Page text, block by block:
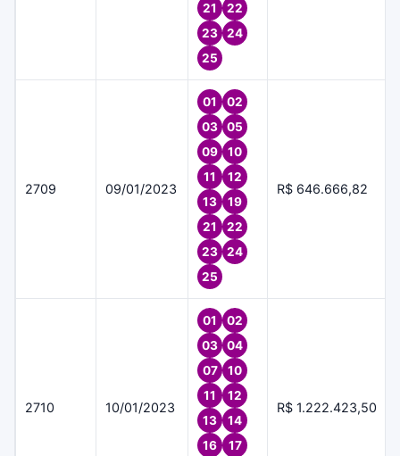
21
22
23
24
25
2709 09/01/2023
01
02
03
05
09
10
11
12
13
19
21
22
23
24
25
R$ 646.666,82
2710 10/01/2023
01
02
03
04
07
10
11
12
13
14
16
17
R$ 1.222.423,50